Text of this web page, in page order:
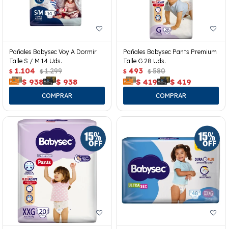
Pañales Babysec Voy A Dormir
Talle S / M 14 Uds.
$ 1.104 $ 1.299
$ 938 $ 938
Pañales Babysec Pants Premium
Talle G 28 Uds.
$ 493 $ 580
$ 419 $ 419